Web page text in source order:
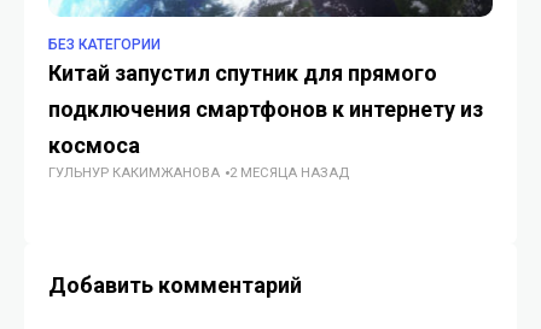
БЕЗ КАТЕГОРИИ
Китай запустил спутник для прямого
подключения смартфонов к интернету из
космоса
ГУЛЬНУР КАКИМЖАНОВА 2 МЕСЯЦА НАЗАД
Добавить комментарий